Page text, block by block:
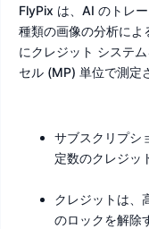
FlyPix は、AI のトレ
種類の画像の分析によ
にクレジット システ
セル (MP) 単位で測定
サブスクリプシ
定数のクレジッ
クレジットは、
のロックを解除